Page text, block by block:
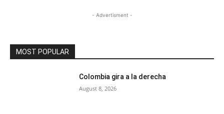
- Advertisment -
MOST POPULAR
Colombia gira a la derecha
August 8, 2026